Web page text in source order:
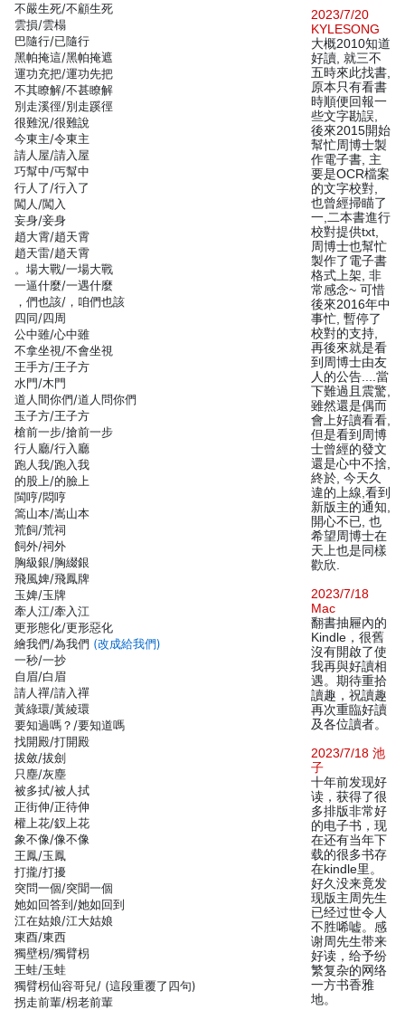
不嚴生死/不顧生死
雲損/雲榻
巴隨行/已隨行
黑帕掩這/黑帕掩遮
運功充把/運功先把
不其瞭解/不甚瞭解
別走溪徑/別走蹊徑
很難況/很難說
今東主/令東主
請人屋/請入屋
巧幫中/丐幫中
行人了/行入了
闖人/闖入
妄身/妾身
趙大霄/趙天霄
趙天雷/趙天霄
。場大戰/一場大戰
一逼什麼/一遇什麼
，們也該/，咱們也該
四同/四周
公中雖/心中雖
不拿坐視/不會坐視
王手方/王子方
水門/木門
道人間你們/道人問你們
玉子方/王子方
槍前一步/搶前一步
行人廳/行入廳
跑人我/跑入我
的股上/的臉上
閩哼/悶哼
篙山本/嵩山本
荒飼/荒祠
飼外/祠外
胸級銀/胸綴銀
飛風婢/飛鳳牌
玉婢/玉牌
牽人江/牽入江
更形態化/更形惡化
繪我們/為我們 (改成給我們)
一秒/一抄
自眉/白眉
請人禪/請入禪
黃綠環/黃綾環
要知過嗎？/要知道嗎
找開殿/打開殿
拔斂/拔劍
只塵/灰塵
被多拭/被人拭
正街伸/正待伸
權上花/釵上花
象不像/像不像
王鳳/玉鳳
打攏/打擾
突問一個/突聞一個
她如回答到/她如回到
江在姑娘/江大姑娘
東酉/東西
獨壁枴/獨臂枴
王蛙/玉蛙
獨臂枴仙容哥兒/ (這段重覆了四句)
拐走前輩/枴老前輩
2023/7/20
KYLESONG
大概2010知道
好讀, 就三不
五時來此找書,
原本只有看書
時順便回報一
些文字勘誤,
後來2015開始
幫忙周博士製
作電子書, 主
要是OCR檔案
的文字校對,
也曾經掃瞄了
一,二本書進行
校對提供txt,
周博士也幫忙
製作了電子書
格式上架, 非
常感念~ 可惜
後來2016年中
事忙, 暫停了
校對的支持,
再後來就是看
到周博士由友
人的公告....當
下難過且震驚,
雖然還是偶而
會上好讀看看,
但是看到周博
士曾經的發文
還是心中不捨,
終於, 今天久
違的上線,看到
新版主的通知,
開心不已, 也
希望周博士在
天上也是同樣
歡欣.
2023/7/18
Mac
翻書抽屜內的
Kindle，很舊
沒有開啟了使
我再與好讀相
遇。期待重拾
讀趣，祝讀趣
再次重臨好讀
及各位讀者。
2023/7/18 池
子
十年前发现好
读，获得了很
多排版非常好
的电子书，现
在还有当年下
载的很多书存
在kindle里。
好久没来竟发
现版主周先生
已经过世令人
不胜唏嘘。感
谢周先生带来
好读，给予纷
繁复杂的网络
一方书香雅
地。